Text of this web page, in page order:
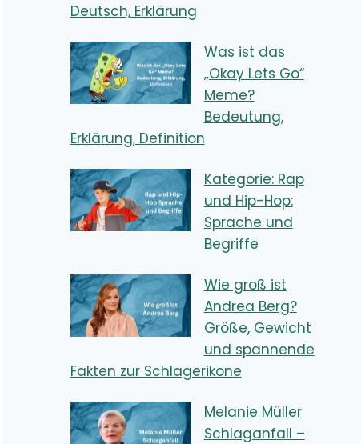
Deutsch, Erklärung
Was ist das
„Okay Lets Go“
Meme?
Bedeutung,
Erklärung, Definition
Kategorie: Rap
und Hip-Hop:
Sprache und
Begriffe
Wie groß ist
Andrea Berg?
Größe, Gewicht
und spannende
Fakten zur Schlagerikone
Melanie Müller
Schlaganfall –